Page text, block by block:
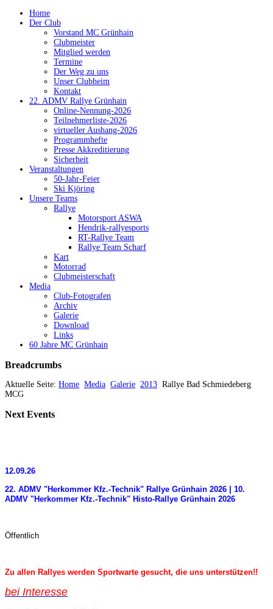
Home
Der Club
Vorstand MC Grünhain
Clubmeister
Mitglied werden
Termine
Der Weg zu uns
Unser Clubheim
Kontakt
22. ADMV Rallye Grünhain
Online-Nennung-2026
Teilnehmerliste-2026
virtueller Aushang-2026
Programmhefte
Presse Akkreditierung
Sicherheit
Veranstaltungen
50-Jahr-Feier
Ski Kjöring
Unsere Teams
Rallye
Motorsport ASWA
Hendrik-rallyesports
RT-Rallye Team
Rallye Team Scharf
Kart
Motorrad
Clubmeisterschaft
Media
Club-Fotografen
Archiv
Galerie
Download
Links
60 Jahre MC Grünhain
Breadcrumbs
Aktuelle Seite: Home Media Galerie 2013 Rallye Bad Schmiedeberg
MCG
Next Events
12.09.26
22. ADMV "Herkommer Kfz.-Technik" Rallye Grünhain 2026 | 10.
ADMV "Herkommer Kfz.-Technik" Histo-Rallye Grünhain 2026
Öffentlich
Zu allen Rallyes werden Sportwarte gesucht, die uns unterstützen!!
bei Interesse